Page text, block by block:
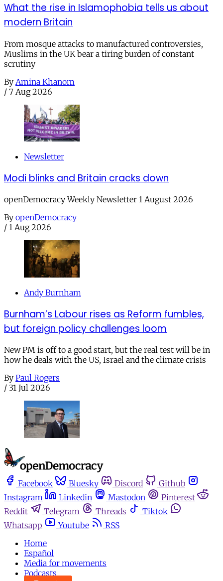
What the rise in Islamophobia tells us about
modern Britain
From mosque attacks to manufactured controversies,
Muslims in the UK bear a tiring burden of constant
scrutiny
By Amina Khanom
/ 7 Aug 2026
Newsletter
Modi blinks and Britain cracks down
openDemocracy Weekly Newsletter 1 August 2026
By openDemocracy
/ 1 Aug 2026
Andy Burnham
Burnham’s Labour rises as Reform fumbles,
but foreign policy challenges loom
New PM is off to a good start, but the real test will be in
how he deals with the US, Israel and the climate crisis
By Paul Rogers
/ 31 Jul 2026
Facebook Bluesky Discord
Github
Instagram
Linkedin Mastodon
Pinterest
Reddit
Telegram Threads
Tiktok
Whatsapp
Youtube
RSS
Home
Español
Media for movements
Podcasts